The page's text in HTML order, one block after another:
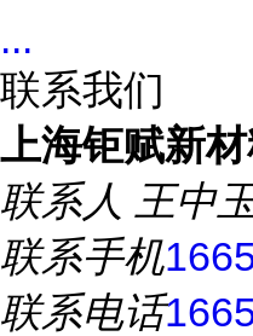
...
联系我们
上海钜赋新
联系人 王中
联系手机
联系电话